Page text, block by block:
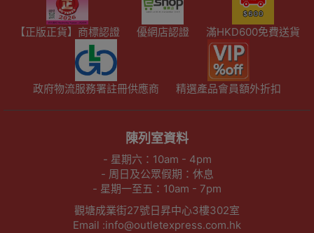
【正版正貨】商標認證 優網店認證 滿HKD600免費送貨
政府物流服務署註冊供應商 精選產品會員額外折扣
陳列室資料
- 星期六：10am - 4pm
- 周日及公眾假期：休息
- 星期一至五：10am - 7pm
觀塘成業街27號日昇中心3樓302室
Email :info@outletexpress.com.hk